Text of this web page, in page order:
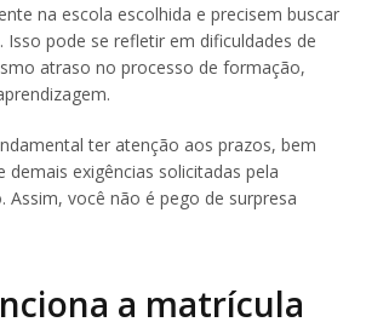
na escola escolhida e precisem buscar
pode se refletir em dificuldades de
atraso no processo de formação,
ter atenção aos prazos, bem
exigências solicitadas pela
Assim, você não é pego de surpresa
a matrícula